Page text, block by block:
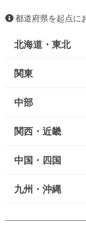
都道府県を起点に
北海道・東北
関東
中部
関西・近畿
中国・四国
九州・沖縄